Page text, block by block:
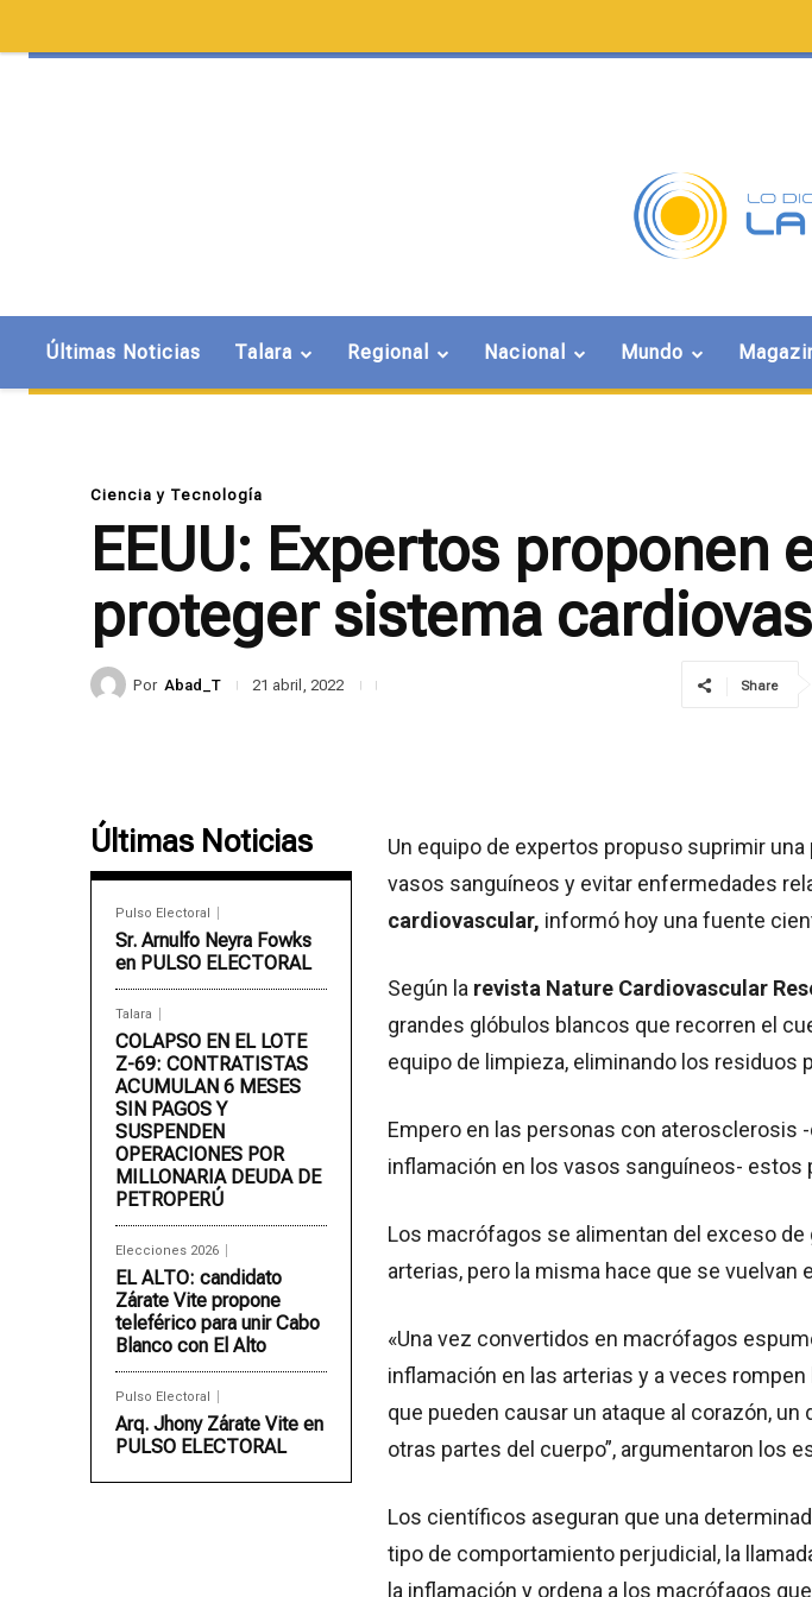
Últimas Noticias Talara Regional Nacional Mundo
Ciencia y Tecnología
EEUU: Expertos
proteger sistema
Por Abad_T 21 abril, 2022 Share
Últimas Noticias
Pulso Electoral
Sr. Arnulfo Neyra Fowks
en PULSO ELECTORAL
Talara
COLAPSO EN EL LOTE
Z-69: CONTRATISTAS
ACUMULAN 6 MESES
SIN PAGOS Y
SUSPENDEN
OPERACIONES POR
MILLONARIA DEUDA DE
PETROPERÚ
Elecciones 2026
EL ALTO: candidato
Zárate Vite propone
teleférico para unir Cabo
Blanco con El Alto
Pulso Electoral
Arq. Jhony Zárate Vite en
PULSO ELECTORAL
Un equipo de expertos propuso suprimir
vasos sanguíneos y evitar enfermedades
cardiovascular, informó hoy una fuente
Según la revista Nature Cardiovascular
grandes glóbulos blancos que recorren el
equipo de limpieza, eliminando los residuos
Empero en las personas con aterosclerosis
inflamación en los vasos sanguíneos- estos
Los macrófagos se alimentan del exceso de
arterias, pero la misma hace que se vuelvan
«Una vez convertidos en macrófagos
inflamación en las arterias y a veces
que pueden causar un ataque al corazón,
otras partes del cuerpo”, argumentaron los
Los científicos aseguran que una
tipo de comportamiento perjudicial, la
la inflamación y ordena a los macrófagos